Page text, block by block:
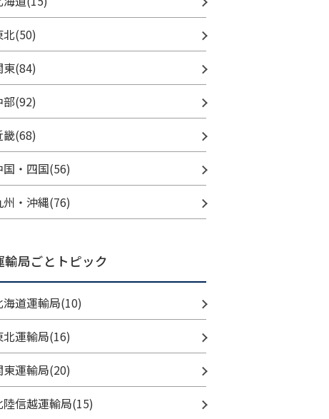
北(50)
東(84)
部(92)
畿(68)
国・四国(56)
州・沖縄(76)
輸局ごとトピック
海道運輸局(10)
北運輸局(16)
東運輸局(20)
陸信越運輸局(15)